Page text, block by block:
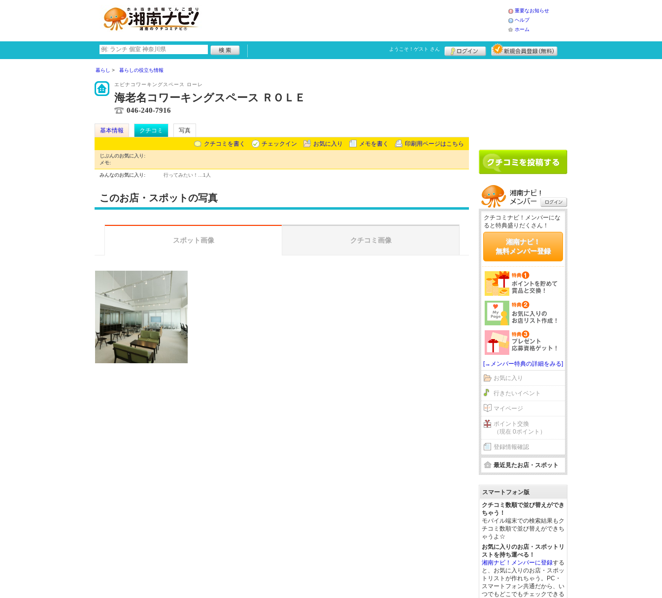
重要なお知らせ
ヘルプ
ホーム
ようこそ！ ゲスト さん
暮らし 暮らしの役立ち情報
エビナコワーキングスペース ローレ
海老名コワーキングスペース ＲＯＬＥ
046-240-7916
基本情報 クチコミ
写真
クチコミを書く
チェックイン お気に入り メモを書く 印刷用ページはこちら
じぶんのお気に入り:
メモ:
みんなのお気に入り: 行ってみたい！… 1人
このお店・スポットの写真
スポット画像 クチコミ画像
クチコミナビ！メンバーにな
ると特典盛りだくさん！
湘南ナビ！
無料メンバー登録
[→メンバー特典の詳細をみる]
お気に入り
行きたいイベント
マイページ
ポイント交換
（現在 0ポイント）
登録情報確認
最近見たお店・スポット
スマートフォン版
クチコミ数順で並び替えができ
ちゃう！
モバイル端末での検索結果もク
チコミ数順で並び替えができち
ゃうよ☆
お気に入りのお店・スポットリ
ストを持ち運べる！
湘南ナビ！メンバーに登録する
と、お気に入りのお店・スポッ
トリストが作れちゃう。PC・
スマートフォン共通だから、い
つでもどこでもチェックできる